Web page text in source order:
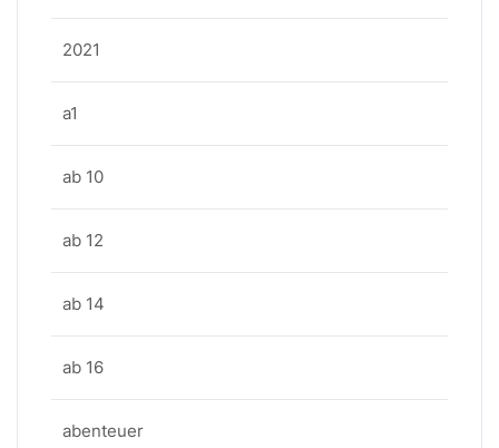
2021
a1
ab 10
ab 12
ab 14
ab 16
abenteuer